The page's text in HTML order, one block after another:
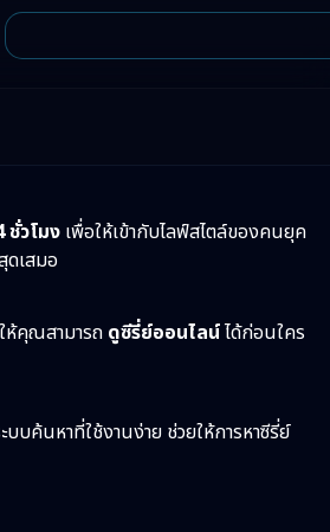
ชั่วโมงเพื่อให้เข้ากับไลฟ์สไตล์ของคนยุค
ดเสมอ
ห้คุณสามารถ ดูซีรี่ย์ออนไลน์ได้ก่อนใคร
บค้นหาที่ใช้งานง่าย ช่วยให้การหาซีรี่ย์